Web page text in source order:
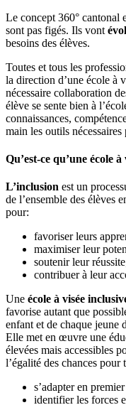
Le concept 360° cantonal
sont pas figés. Ils vont
besoins des élèves.
Toutes et tous les
la direction d’une école à
nécessaire collaboration
élève se sente bien à
connaissances,
main les outils
Qu’est-ce qu’une école
L’inclusion est un
de l’ensemble des élèves
pour:
favoriser leurs
maximiser leur
soutenir leur
contribuer à leur
Une école à visée
favorise autant que
enfant et de chaque jeune
Elle met en œuvre une
élevées mais accessibles
l’égalité des chances
s’adapter en
identifier les forces